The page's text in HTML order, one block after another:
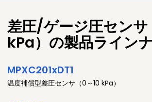
差圧/ゲージ圧センサ
kPa）の製品ライン
MPXC201xDT1
温度補償型差圧センサ（0～10 kPa）